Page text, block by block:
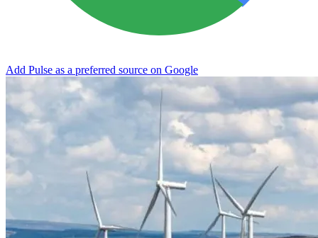
Add Pulse as a preferred source on Google